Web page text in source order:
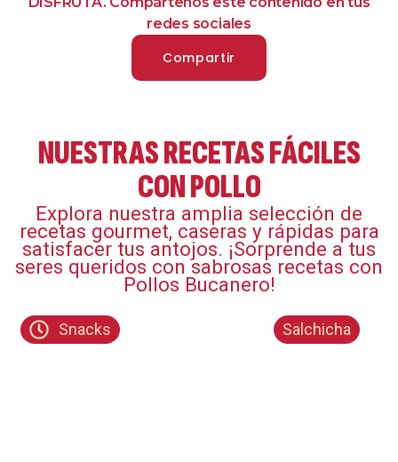
redes sociales
Compartir
NUESTRAS RECETAS FÁCILES
CON POLLO
Explora nuestra amplia selección de
recetas gourmet, caseras y rápidas para
satisfacer tus antojos. ¡Sorprende a tus
seres queridos con sabrosas recetas con
Pollos Bucanero!​
Snacks Salchicha